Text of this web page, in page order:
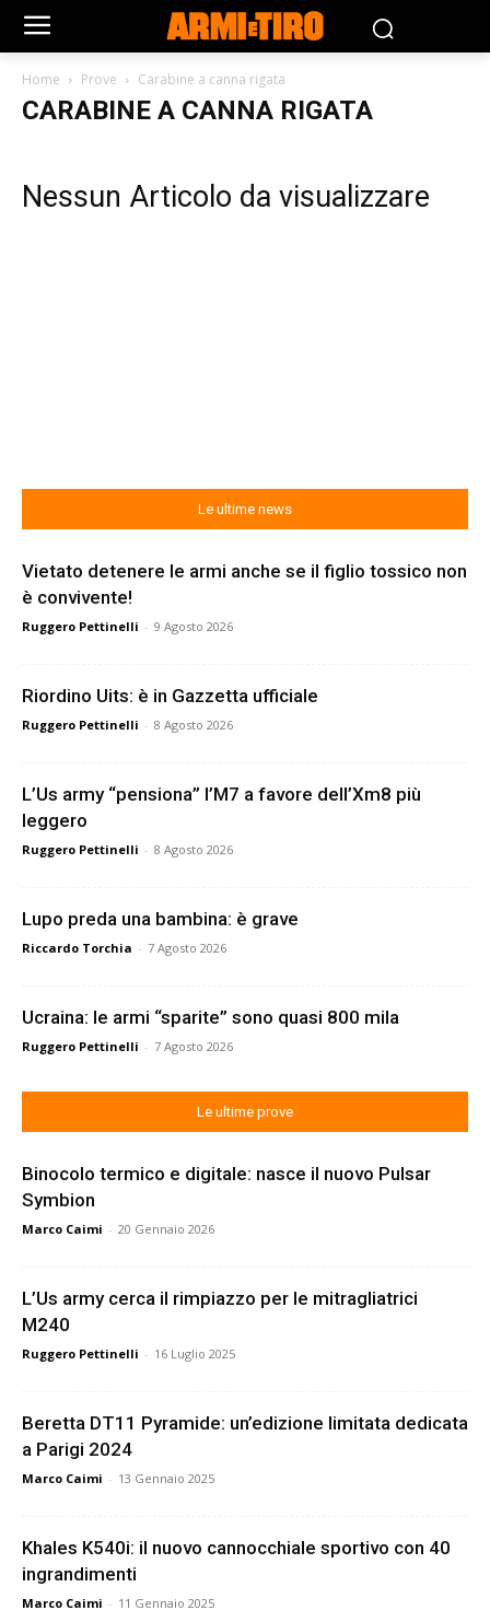
Home Prove Carabine a canna rigata
CARABINE A CANNA RIGATA
Nessun Articolo da visualizzare
Le ultime news
Vietato detenere le armi anche se il figlio tossico non
è convivente!
Ruggero Pettinelli - 9 Agosto 2026
Riordino Uits: è in Gazzetta ufficiale
Ruggero Pettinelli - 8 Agosto 2026
L’Us army “pensiona” l’M7 a favore dell’Xm8 più
leggero
Ruggero Pettinelli - 8 Agosto 2026
Lupo preda una bambina: è grave
Riccardo Torchia - 7 Agosto 2026
Ucraina: le armi “sparite” sono quasi 800 mila
Ruggero Pettinelli - 7 Agosto 2026
Le ultime prove
Binocolo termico e digitale: nasce il nuovo Pulsar
Symbion
Marco Caimi - 20 Gennaio 2026
L’Us army cerca il rimpiazzo per le mitragliatrici
M240
Ruggero Pettinelli - 16 Luglio 2025
Beretta DT11 Pyramide: un’edizione limitata dedicata
a Parigi 2024
Marco Caimi - 13 Gennaio 2025
Khales K540i: il nuovo cannocchiale sportivo con 40
ingrandimenti
Marco Caimi - 11 Gennaio 2025